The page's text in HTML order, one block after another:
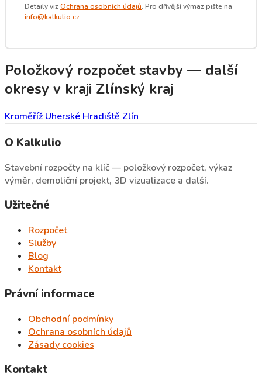
Detaily vizOchrana osobních údajů. Pro dřívější výmaz pište na
info@kalkulio.cz .
Položkový rozpočet stavby — další
okresy v kraji Zlínský kraj
Kroměříž Uherské Hradiště Zlín
O Kalkulio
Stavební rozpočty na klíč — položkový rozpočet, výkaz
výměr, demoliční projekt, 3D vizualizace a další.
Užitečné
Rozpočet
Služby
Blog
Kontakt
Právní informace
Obchodní podmínky
Ochrana osobních údajů
Zásady cookies
Kontakt